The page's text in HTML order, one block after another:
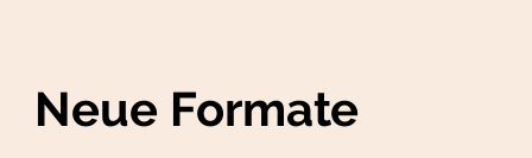
Neue Formate